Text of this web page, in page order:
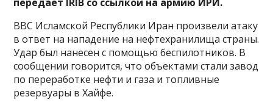
ВВС Исламской Республики Иран произвели атаку
в ответ на нападение на нефтехранилища страны.
Удар был нанесен с помощью беспилотников. В
сообщении говорится, что объектами стали завод
по переработке нефти и газа и топливные
резервуары в Хайфе.